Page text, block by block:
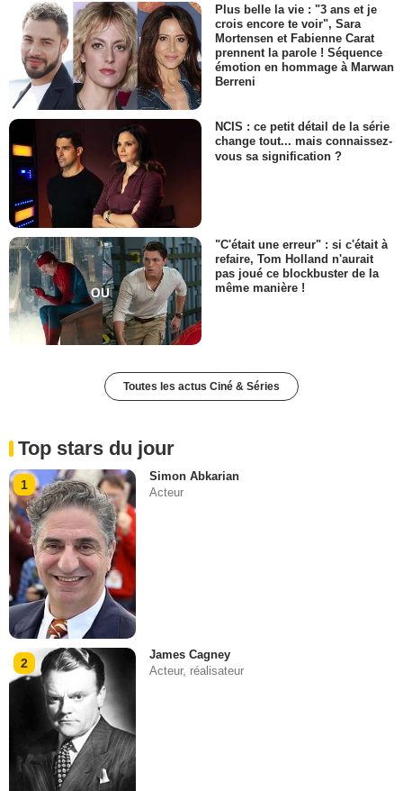
Plus belle la vie : "3 ans et je
crois encore te voir", Sara
Mortensen et Fabienne Carat
prennent la parole ! Séquence
émotion en hommage à Marwan
Berreni
NCIS : ce petit détail de la série
change tout... mais connaissez-
vous sa signification ?
"C'était une erreur" : si c'était à
refaire, Tom Holland n'aurait
pas joué ce blockbuster de la
même manière !
Toutes les actus Ciné & Séries
Top stars du jour
1
Simon Abkarian
Acteur
2
James Cagney
Acteur, réalisateur